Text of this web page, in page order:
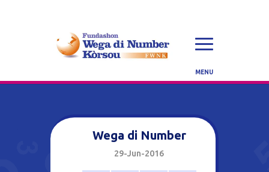
Wega di Number
29-Jun-2016